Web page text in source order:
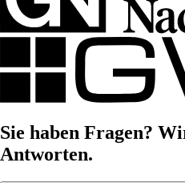
Sie haben Fragen?
Antworten.